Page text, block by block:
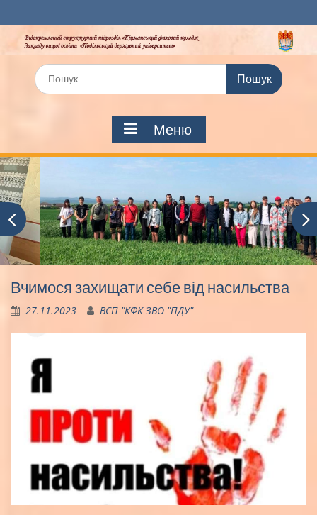
до
вмісту
Шукати:
Меню
Вчимося захищати себе від насильства
27.11.2023 ВСП "КФК ЗВО "ПДУ"